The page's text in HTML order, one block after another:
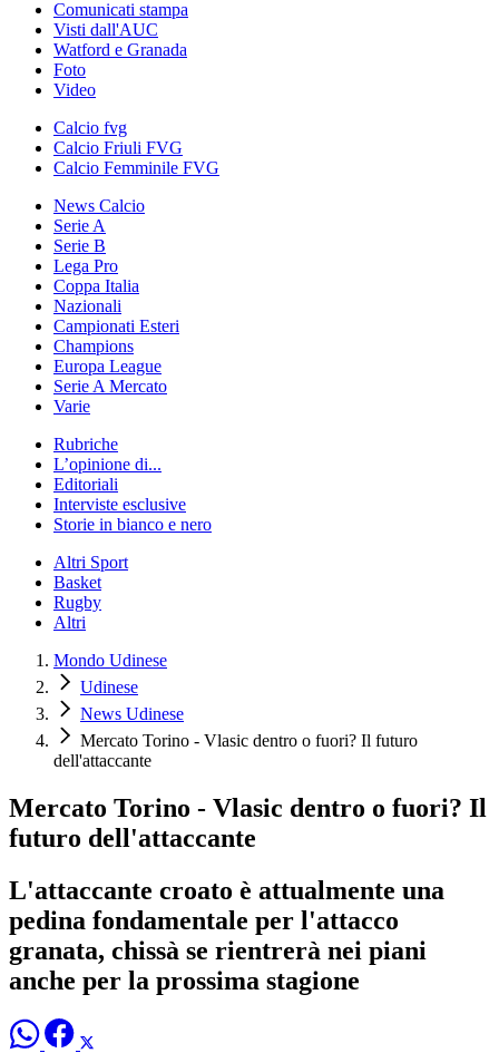
Comunicati stampa
Visti dall'AUC
Watford e Granada
Foto
Video
Calcio fvg
Calcio Friuli FVG
Calcio Femminile FVG
News Calcio
Serie A
Serie B
Lega Pro
Coppa Italia
Nazionali
Campionati Esteri
Champions
Europa League
Serie A Mercato
Varie
Rubriche
L’opinione di...
Editoriali
Interviste esclusive
Storie in bianco e nero
Altri Sport
Basket
Rugby
Altri
Mondo Udinese
Udinese
News Udinese
Mercato Torino - Vlasic dentro o fuori? Il futuro
dell'attaccante
Mercato Torino - Vlasic dentro o fuori? Il
futuro dell'attaccante
L'attaccante croato è attualmente una
pedina fondamentale per l'attacco
granata, chissà se rientrerà nei piani
anche per la prossima stagione